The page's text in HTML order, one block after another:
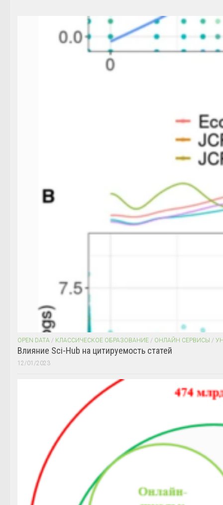
OPEN DATA / КЛАССИЧЕСКОЕ ОБРАЗОВАНИЕ / ОНЛАЙН СЕРВИСЫ /
Влияние Sci-Hub на цитируемость статей
12/01/2023